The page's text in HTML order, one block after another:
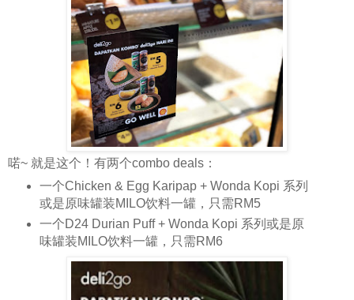
喏~ 就是这个！有两个combo deals：
一个Chicken & Egg Karipap + Wonda Kopi 系列
或是原味罐装MILO饮料一罐，只需RM5
一个D24 Durian Puff + Wonda Kopi 系列或是原
味罐装MILO饮料一罐，只需RM6